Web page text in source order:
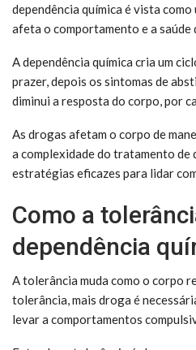
dependência química é vista como
afeta o comportamento e a saúde
A dependência química cria um
prazer, depois os sintomas de
diminui a resposta do corpo, por
As drogas afetam o corpo de
a complexidade do tratamento de
estratégias eficazes para lidar
Como a
dependência
A tolerância muda como o corpo
tolerância, mais droga é
levar a comportamentos